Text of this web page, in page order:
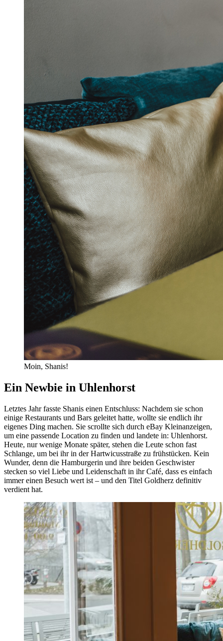
Moin, Shanis!
Ein Newbie in Uhlenhorst
Letztes Jahr fasste Shanis einen Entschluss: Nachdem sie schon
einige Restaurants und Bars geleitet hatte, wollte sie endlich ihr
eigenes Ding machen. Sie scrollte sich durch eBay Kleinanzeigen,
um eine passende Location zu finden und landete in: Uhlenhorst.
Heute, nur wenige Monate später, stehen die Leute schon fast
Schlange, um bei ihr in der Hartwicusstraße zu frühstücken. Kein
Wunder, denn die Hamburgerin und ihre beiden Geschwister
stecken so viel Liebe und Leidenschaft in ihr Café, dass es einfach
immer einen Besuch wert ist – und den Titel Goldherz definitiv
verdient hat.